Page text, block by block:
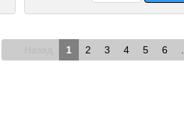
1 2 3 4 5 6